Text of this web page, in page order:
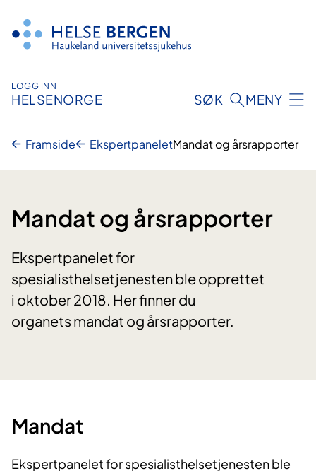
innhald
LOGG INN
HELSENORGE SØK MENY
Framside EkspertpaneletMandat og årsrapporter
Mandat og årsrapporter
Ekspertpanelet for
spesialisthelsetjenesten ble opprettet
i oktober 2018. Her finner du
organets mandat og årsrapporter.
Mandat
Ekspertpanelet for spesialisthelsetjenesten ble